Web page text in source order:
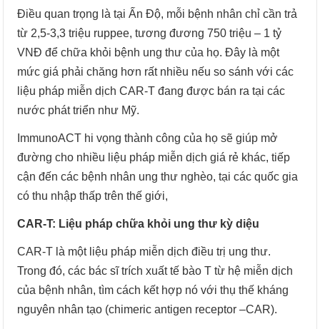
Điều quan trọng là tại Ấn Độ, mỗi bệnh nhân chỉ cần trả
từ 2,5-3,3 triệu ruppee, tương đương 750 triệu – 1 tỷ
VNĐ để chữa khỏi bệnh ung thư của họ. Đây là một
mức giá phải chăng hơn rất nhiều nếu so sánh với các
liệu pháp miễn dịch CAR-T đang được bán ra tại các
nước phát triển như Mỹ.
ImmunoACT hi vọng thành công của họ sẽ giúp mở
đường cho nhiều liệu pháp miễn dịch giá rẻ khác, tiếp
cận đến các bệnh nhân ung thư nghèo, tại các quốc gia
có thu nhập thấp trên thế giới,
CAR-T: Liệu pháp chữa khỏi ung thư kỳ diệu
CAR-T là một liệu pháp miễn dịch điều trị ung thư.
Trong đó, các bác sĩ trích xuất tế bào T từ hệ miễn dịch
của bệnh nhân, tìm cách kết hợp nó với thụ thế kháng
nguyên nhân tạo (chimeric antigen receptor –CAR).